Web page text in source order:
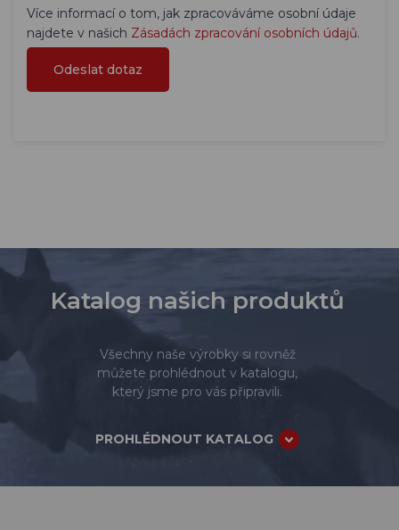
Více informací o tom, jak zpracováváme osobní údaje
najdete v našich Zásadách zpracování osobních údajů.
Katalog našich produktů
Všechny naše výrobky si rovněž
můžete prohlédnout v katalogu,
který jsme pro vás připravili.
PROHLÉDNOUT KATALOG